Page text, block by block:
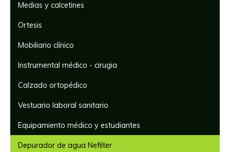
Medias y calcetines
Ortesis
Mobiliario clínico
Instrumental médico - cirugia
Calzado ortopédico
Vestuario laboral sanitario
Equipamiento médico y estudiantes
Depurador de agua Nefilter